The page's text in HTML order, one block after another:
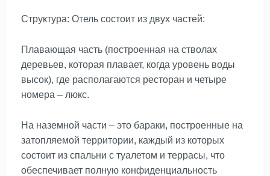
Структура: Отель состоит из двух частей:
Плавающая часть (построенная на стволах
деревьев, которая плавает, когда уровень воды
высок), где располагаются ресторан и четыре
номера – люкс.
На наземной части – это бараки, построенные на
затопляемой территории, каждый из которых
состоит из спальни с туалетом и террасы, что
обеспечивает полную конфиденциальность